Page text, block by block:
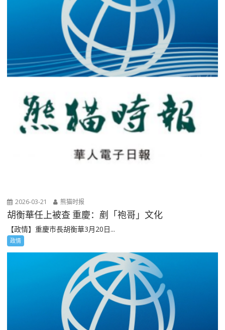
2026-03-21 熊猫时报
胡衡華任上被查 重慶：剷「袍哥」文化
【政情】重慶市長胡衡華3月20日...
政情